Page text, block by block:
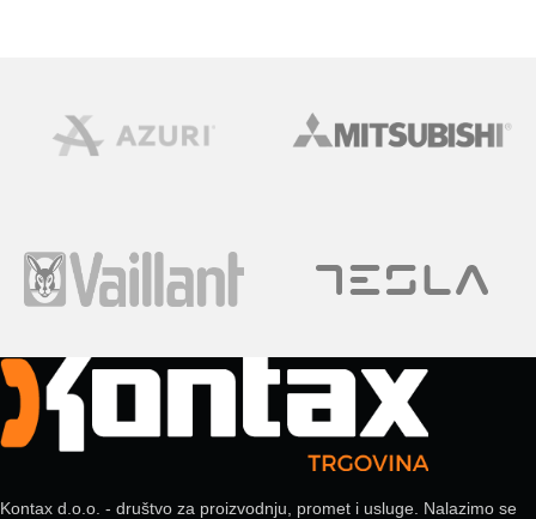
Kontax d.o.o. - društvo za proizvodnju, promet i usluge. Nalazimo se